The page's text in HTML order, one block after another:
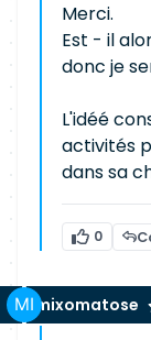
Merci.
Est - il
donc je
L'idéé
activités
dans sa
0
mixomatose